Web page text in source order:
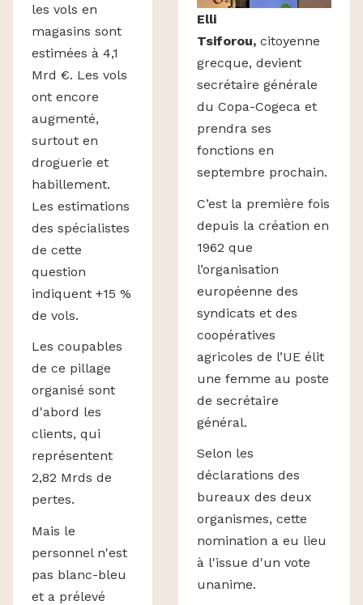
les vols en
magasins sont
estimées à 4,1
Mrd €. Les vols
ont encore
augmenté,
surtout en
droguerie et
habillement.
Les estimations
des spécialistes
de cette
question
indiquent +15 %
de vols.
Les coupables
de ce pillage
organisé sont
d'abord les
clients, qui
représentent
2,82 Mrds de
pertes.
Mais le
personnel n'est
pas blanc-bleu
et a prélevé
Elli
Tsiforou, citoyenne
grecque, devient
secrétaire générale
du Copa-Cogeca et
prendra ses
fonctions en
septembre prochain.
C’est la première fois
depuis la création en
1962 que
l’organisation
européenne des
syndicats et des
coopératives
agricoles de l’UE élit
une femme au poste
de secrétaire
général.
Selon les
déclarations des
bureaux des deux
organismes, cette
nomination a eu lieu
à l'issue d'un vote
unanime.